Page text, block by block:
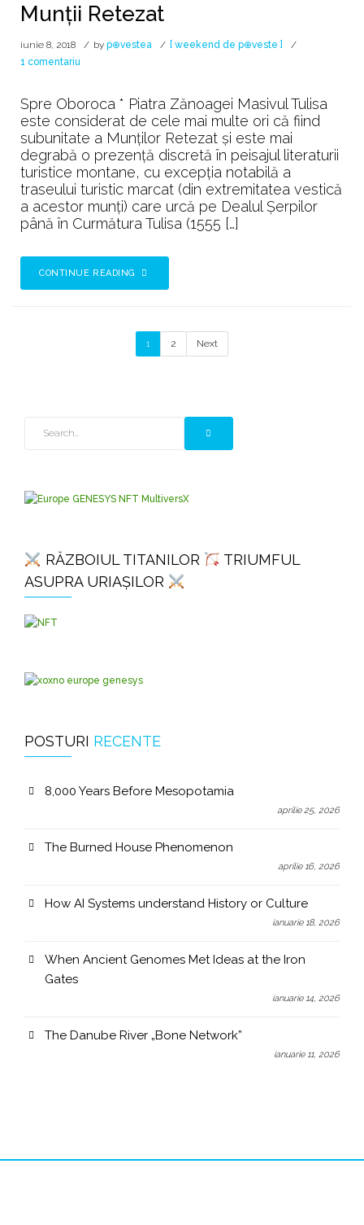
Munţii Retezat
iunie 8, 2018 by p⊕vestea
[ weekend de p⊕veste ]
1 comentariu
Masivul
Tulişa,
Munţii
Retezat
Spre Oboroca * Piatra Zănoagei Masivul Tulisa
este considerat de cele mai multe ori că fiind
subunitate a Munților Retezat și este mai
degrabă o prezență discretă în peisajul literaturii
turistice montane, cu excepția notabilă a
traseului turistic marcat (din extremitatea vestică
a acestor munți) care urcă pe Dealul Șerpilor
până în Curmătura Tulisa (1555 […]
CONTINUE READING
1 2 Next
RĂZBOIUL TITANILOR
TRIUMFUL
ASUPRA URIAȘILOR
POSTURI RECENTE
8,000 Years Before Mesopotamia
aprilie 25, 2026
The Burned House Phenomenon
aprilie 16, 2026
How AI Systems understand History or Culture
ianuarie 18, 2026
When Ancient Genomes Met Ideas at the Iron
Gates
ianuarie 14, 2026
The Danube River „Bone Network”
ianuarie 11, 2026